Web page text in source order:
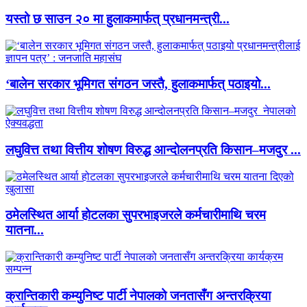
यस्तो छ साउन २० मा हुलाकमार्फत् प्रधानमन्त्री...
‘बालेन सरकार भूमिगत संगठन जस्तै, हुलाकमार्फत् पठाइयो...
लघुवित्त तथा वित्तीय शोषण विरुद्ध आन्दोलनप्रति किसान–मजदुर ...
ठमेलस्थित आर्या होटलका सुपरभाइजरले कर्मचारीमाथि चरम
यातना...
क्रान्तिकारी कम्युनिष्ट पार्टी नेपालको जनतासँग अन्तरक्रिया